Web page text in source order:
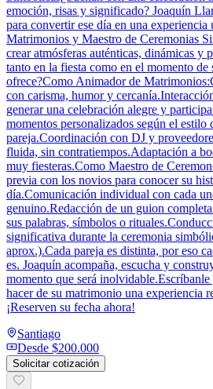
emoción, risas y significado? Joaquín
para convertir ese día en una
Matrimonios y Maestro de Ceremonias
crear atmósferas auténticas, dinámicas y
tanto en la fiesta como en el momento
ofrece?Como Animador de
con carisma, humor y
generar una celebración alegre y
momentos personalizados según el estilo
pareja.Coordinación con DJ y
fluida, sin contratiempos.Adaptación a
muy fiesteras.Como Maestro de
previa con los novios para conocer su
día.Comunicación individual con cada
genuino.Redacción de un guion
sus palabras, símbolos o
significativa durante la ceremonia
aprox.).Cada pareja es distinta, por eso
es. Joaquín acompaña, escucha y
momento que será
hacer de su matrimonio una experiencia
¡Reserven su fecha ahora!
Santiago
Desde $200.000
Solicitar cotización